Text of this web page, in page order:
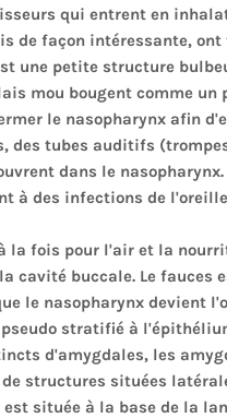
qui entrent en
de façon intéressante,
une petite structure
mou bougent comme
le nasopharynx afin
des tubes auditifs
dans le
à des infections de
la fois pour l'air et la
cavité buccale. Le fauces
le nasopharynx devient
stratifié à
d'amygdales, les
structures situées
située à la base de la